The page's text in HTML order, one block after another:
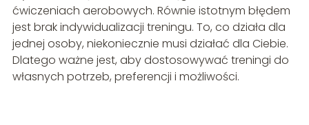
ćwiczeniach aerobowych. Równie istotnym błędem
jest brak indywidualizacji treningu. To, co działa dla
jednej osoby, niekoniecznie musi działać dla Ciebie.
Dlatego ważne jest, aby dostosowywać treningi do
własnych potrzeb, preferencji i możliwości.